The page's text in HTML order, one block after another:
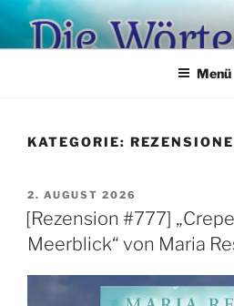
Zum
Inhalt
springen
Menü
KATEGORIE:
VERÖFFENTLICHT
AM
2. AUGUST 2026
[Rezension #777]
Meerblick“ von Maria